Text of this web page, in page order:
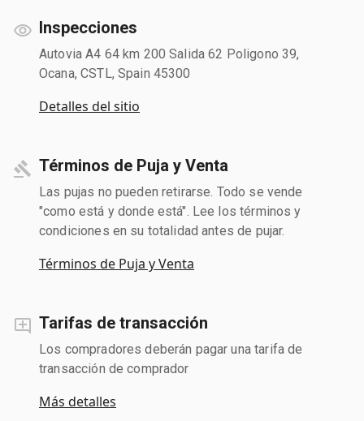
Inspecciones
Autovia A4 64 km 200 Salida 62 Poligono 39,
Ocana, CSTL, Spain 45300
Detalles del sitio
Términos de Puja y Venta
Las pujas no pueden retirarse. Todo se vende
"como está y donde está". Lee los términos y
condiciones en su totalidad antes de pujar.
Términos de Puja y Venta
Tarifas de transacción
Los compradores deberán pagar una tarifa de
transacción de comprador
Más detalles